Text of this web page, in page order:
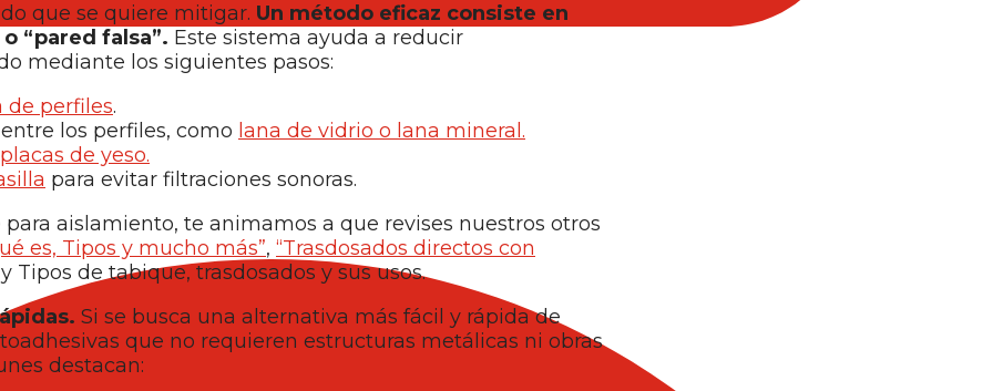
que se quiere mitigar. Un método eficaz consiste en
o “pared falsa”. Este sistema ayuda a reducir
mediante los siguientes pasos:
de perfiles.
los perfiles, como lana de vidrio o lana mineral.
placas de yeso.
para evitar filtraciones sonoras.
aislamiento, te animamos a que revises nuestros otros
es, Tipos y mucho más”, “Trasdosados directos con
y Tipos de tabique, trasdosados y sus usos.
Si se busca una alternativa más fácil y rápida de
que no requieren estructuras metálicas ni obras
destacan: